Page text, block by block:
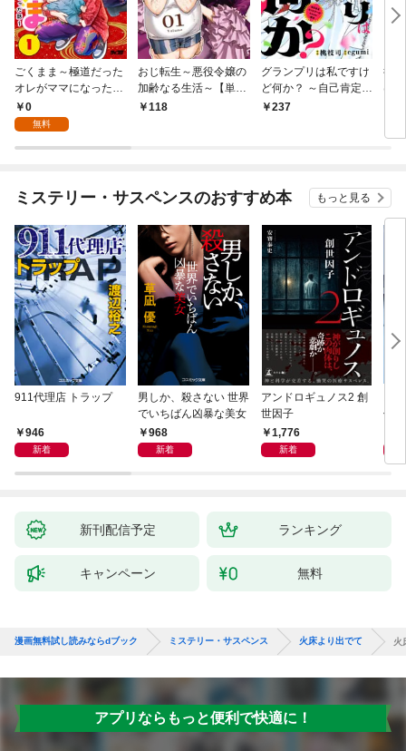
ごくまま～極道だった
オレがママになった話
～【単話】（１）
0
無料
おじ転生～悪役令嬢の
加齢なる生活～【単
話】（１）
118
グランプリは私ですけ
ど何か？ ～自己肯定モ
ンスターのミスコン無
237
後
は
ミステリー・サスペンスのおすすめ本 もっと見る
911代理店 トラップ
946
新着
男しか、殺さない 世界
でいちばん凶暴な美女
968
新着
アンドロギュノス2 創
世因子
1,776
新着
件
新刊配信予定 ランキング
キャンペーン 無料
漫画無料試し読みならdブック ミステリー・サスペンス 火床より出でて 火
アプリならもっと便利で快適に！